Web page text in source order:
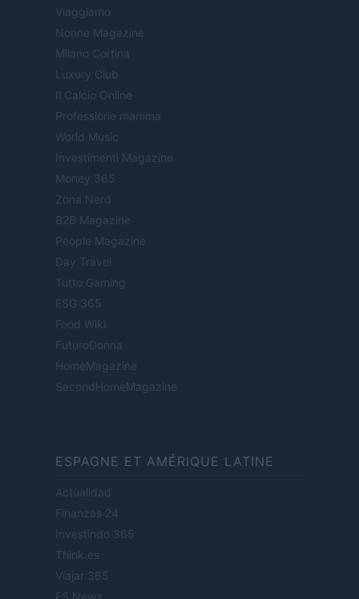
Viaggiamo
Nonne Magazine
Milano Cortina
Luxury Club
Il Calcio Online
Professione mamma
World Music
Investimenti Magazine
Money 365
Zona Nerd
B2B Magazine
People Magazine
Day Travel
Tutto Gaming
ESG 365
Food Wiki
FuturoDonna
HomeMagazine
SecondHomeMagazine
ESPAGNE ET AMÉRIQUE LATINE
Actualidad
Finanzas 24
Investindo 365
Think.es
Viajar 365